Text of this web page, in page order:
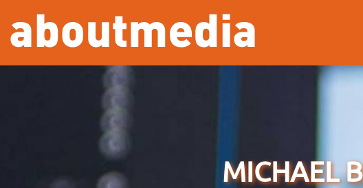
Overslaan en naar de inhoud gaan
MICHAEL